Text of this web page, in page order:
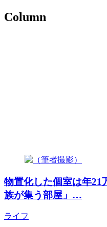
Column
物置化した個室は年
族が集う部屋」…
ライフ